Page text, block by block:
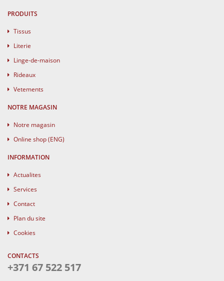
PRODUITS
Tissus
Literie
Linge-de-maison
Rideaux
Vetements
NOTRE MAGASIN
Notre magasin
Online shop (ENG)
INFORMATION
Actualites
Services
Contact
Plan du site
Cookies
CONTACTS
+371 67 522 517